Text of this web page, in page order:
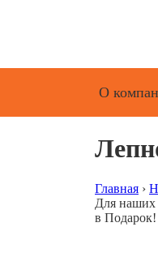
О
Главная ›
Для наших
в Подарок!